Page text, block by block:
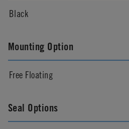
Black
Mounting Option
Free Floating
Seal Options